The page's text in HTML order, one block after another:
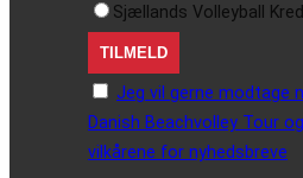
Sjællands Volleyball
Jeg vil gerne modtage
Danish Beachvolley Tour
vilkårene for nyhedsbreve